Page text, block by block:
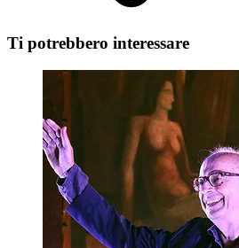
Ti potrebbero interessare